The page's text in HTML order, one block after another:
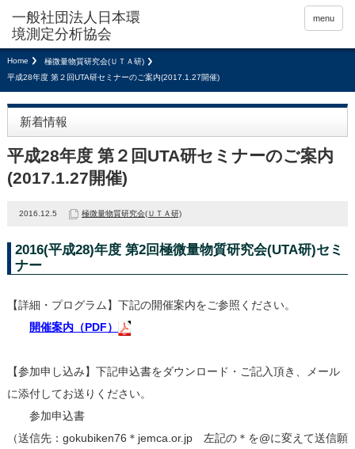
menu
Home
極微量物質研究会(ＵＴＡ研)
平成28年度 第２回UTA研セミナーのご案内(2017.1.27開催)
新着情報
平成28年度 第２回UTA研セミナーのご案内
(2017.1.27開催)
2016.12.5 極微量物質研究会(ＵＴＡ研)
2016(平成28)年度 第2回極微量物質研究会(UTA研)セミ
ナー
【詳細・プログラム】下記の開催案内をご参照ください。
開催案内（PDF）
【参加申し込み】下記申込書をダウンロード・ご記入頂き、メール
に添付してお送りください。
参加申込書
（送信先：gokubiken76＊jemca.or.jp 左記の＊を@に変えて送信願